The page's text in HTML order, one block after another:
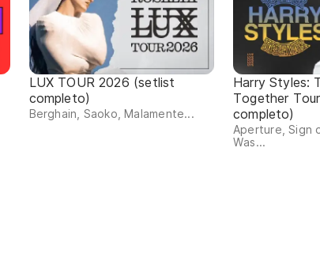
LUX TOUR 2026 (setlist
completo)
Berghain, Saoko, Malamente...
Harry Styles:
Together
completo)
Aperture, Sign
Was...